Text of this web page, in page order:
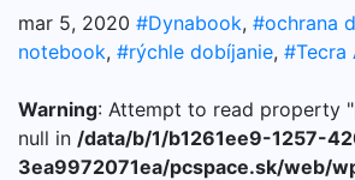
mar 5, 2020 #Dynabook, #ochrana
notebook, #rýchle dobíjanie, #Tecra
Warning: Attempt to read property
null in /data/b/1/b1261ee9-1257-
3ea9972071ea/pcspace.sk/web/